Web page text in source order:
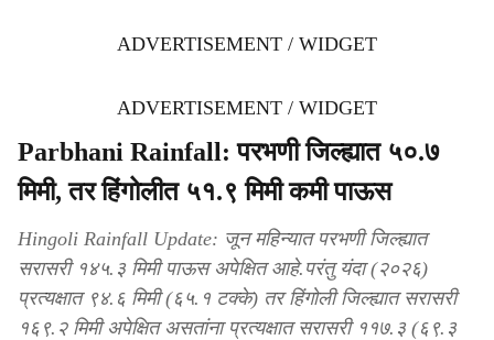
ADVERTISEMENT / WIDGET
ADVERTISEMENT / WIDGET
Parbhani Rainfall: परभणी जिल्ह्यात ५०.७
मिमी, तर हिंगोलीत ५१.९ मिमी कमी पाऊस
Hingoli Rainfall Update: जून महिन्यात परभणी जिल्ह्यात
सरासरी १४५.३ मिमी पाऊस अपेक्षित आहे.परंतु यंदा (२०२६)
प्रत्यक्षात ९४.६ मिमी (६५.१ टक्के) तर हिंगोली जिल्ह्यात सरासरी
१६९.२ मिमी अपेक्षित असतांना प्रत्यक्षात सरासरी ११७.३ (६९.३